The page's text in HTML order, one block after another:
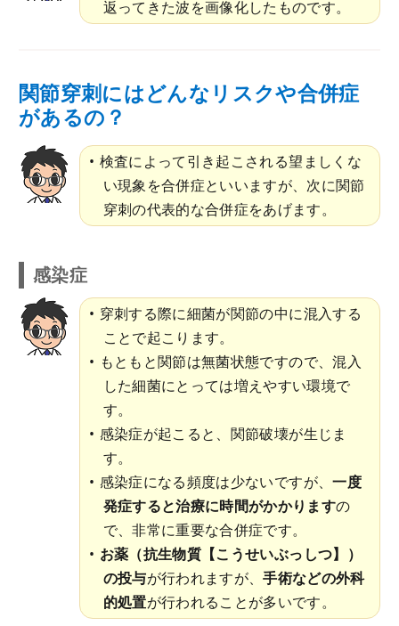
返ってきた波を画像化したものです。
関節穿刺にはどんなリスクや合併症
があるの？
検査によって引き起こされる望ましくな
い現象を合併症といいますが、次に関節
穿刺の代表的な合併症をあげます。
感染症
穿刺する際に細菌が関節の中に混入する
ことで起こります。
もともと関節は無菌状態ですので、混入
した細菌にとっては増えやすい環境で
す。
感染症が起こると、関節破壊が生じま
す。
感染症になる頻度は少ないですが、一度
発症すると治療に時間がかかりますの
で、非常に重要な合併症です。
お薬（抗生物質【こうせいぶっしつ】）
の投与が行われますが、手術などの外科
的処置が行われることが多いです。